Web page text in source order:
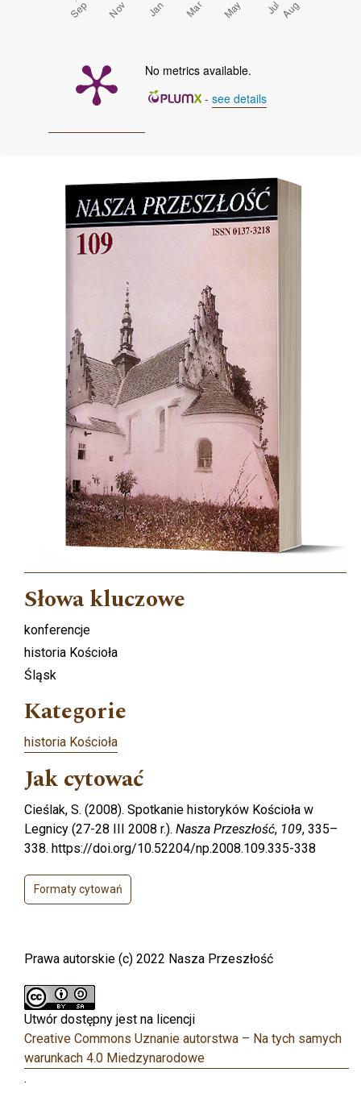
No metrics available.
- see details
Słowa kluczowe
konferencje
historia Kościoła
Śląsk
Kategorie
historia Kościoła
Jak cytować
Cieślak, S. (2008). Spotkanie historyków Kościoła w
Legnicy (27-28 III 2008 r.). Nasza Przeszłość, 109, 335–
338. https://doi.org/10.52204/np.2008.109.335-338
Formaty cytowań
Prawa autorskie (c) 2022 Nasza Przeszłość
Utwór dostępny jest na licencji
Creative Commons Uznanie autorstwa – Na tych samych
warunkach 4.0 Miedzynarodowe
.